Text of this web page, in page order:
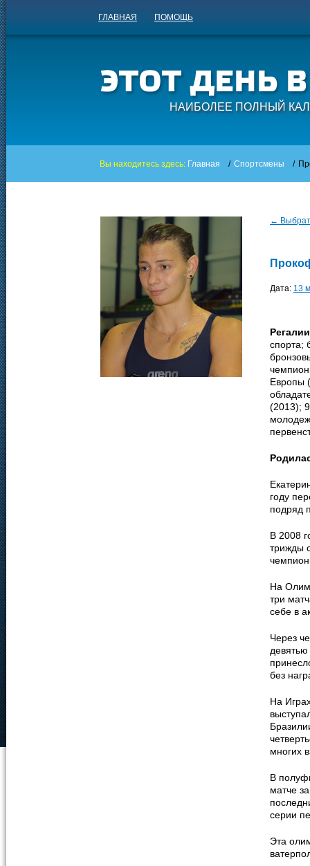
ГЛАВНАЯ ПОМОЩЬ
НАИБОЛЕЕ ПОЛНЫЙ
Вы находитесь здесь: Главная / Спортсмены /
←
Дата: 13
спорта;
Европы
(2013);
году
подряд
В 2008
трижды
На
три
себе в
Через
без
На
многих
В
матче
серии
Эта